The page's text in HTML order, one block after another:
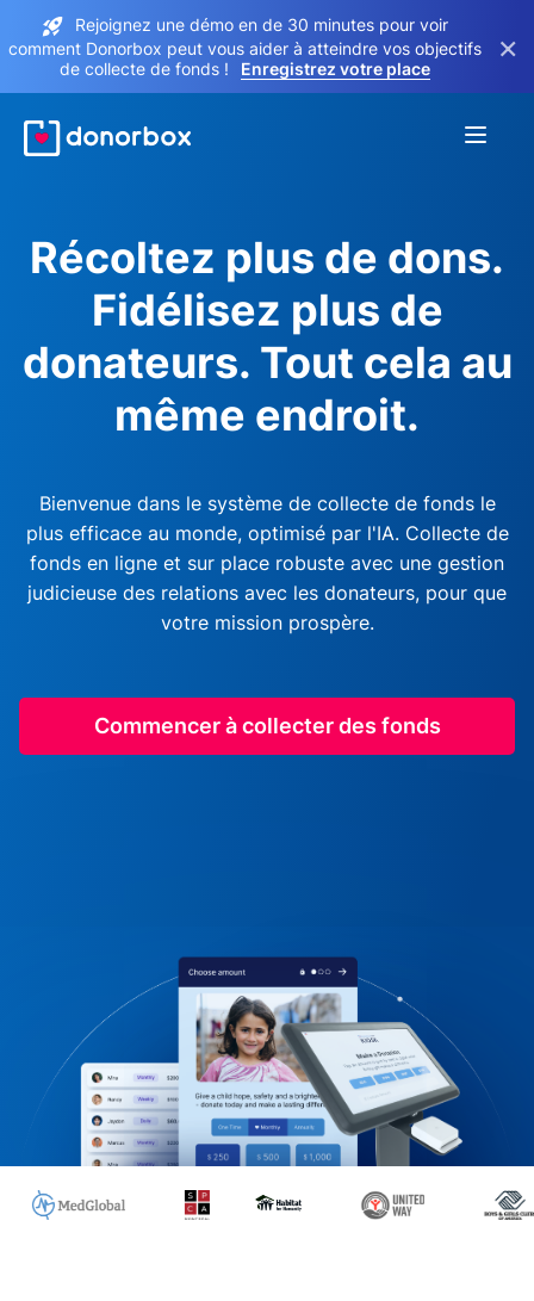
Rejoignez une démo en de 30 minutes pour voir
comment Donorbox peut vous aider à atteindre vos objectifs
de collecte de fonds !
Enregistrez votre place
×
Récoltez plus de dons.
Fidélisez plus de
donateurs. Tout cela au
même endroit.
Bienvenue dans le système de collecte de fonds le
plus efficace au monde, optimisé par l'IA. Collecte de
fonds en ligne et sur place robuste avec une gestion
judicieuse des relations avec les donateurs, pour que
votre mission prospère.
Commencer à collecter des fonds